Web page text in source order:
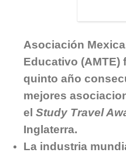
Asociación
Educativo (AMTE)
quinto año
mejores
el Study Travel
Inglaterra.
La industria